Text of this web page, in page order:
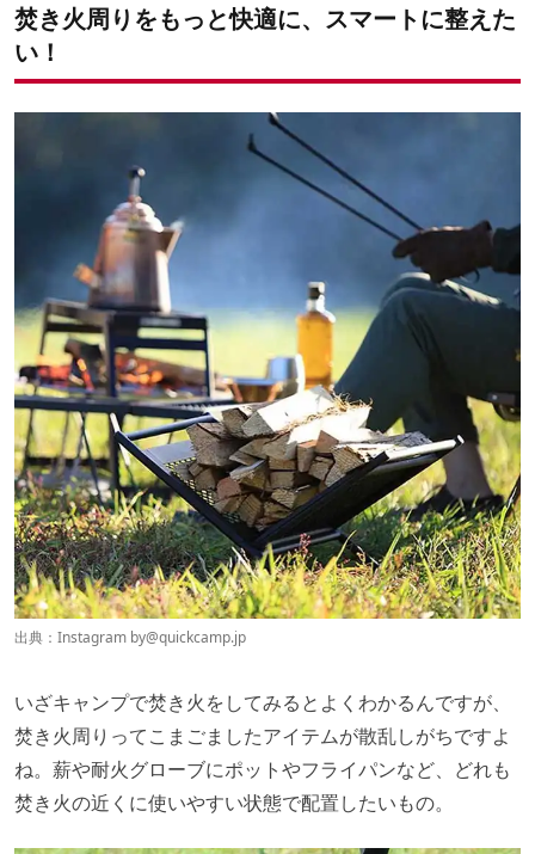
焚き火周りをもっと快適に、スマートに整えた
い！
出典：Instagram by@quickcamp.jp
いざキャンプで焚き火をしてみるとよくわかるんですが、
焚き火周りってこまごましたアイテムが散乱しがちですよ
ね。薪や耐火グローブにポットやフライパンなど、どれも
焚き火の近くに使いやすい状態で配置したいもの。